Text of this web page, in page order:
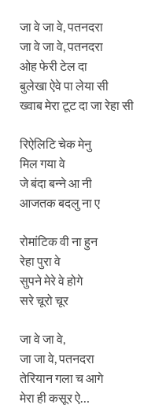
जा वे जा वे, पतनदरा
जा वे जा वे, पतनदरा
ओह फेरी टेल दा
बुलेखा ऐवे पा लेया सी
ख्वाब मेरा टूट दा जा रेहा सी
रिऐलिटि चेक मेनु
मिल गया वे
जे बंदा बन्ने आ नी
आजतक बदलु ना ए
रोमांटिक वी ना हुन
रेहा पुरा वे
सुपने मेरे वे होगे
सरे चूरो चूर
जा वे जा वे,
जा जा वे, पतनदरा
तेरियान गला च आगे
मेरा ही कसूर ऐ…